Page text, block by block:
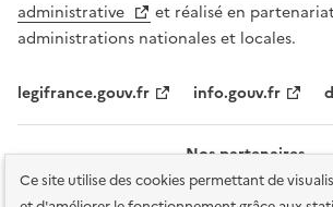
Ce site utilise des cookies permettant de
administrative
et réalisé en
administrations nationales et locales.
legifrance.gouv.fr info.gouv.fr
Nos partenaires